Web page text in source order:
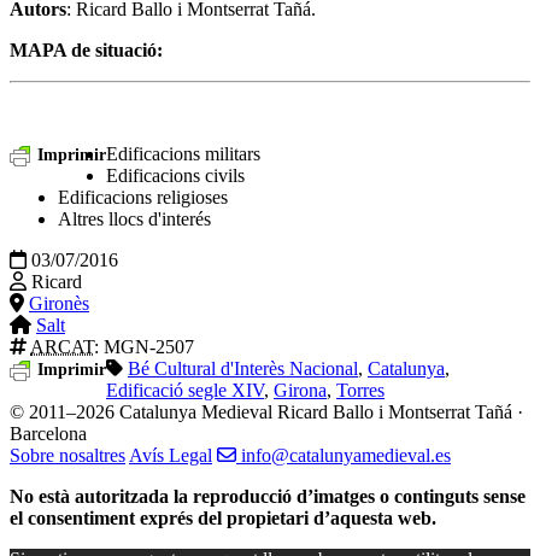
Autors: Ricard Ballo i Montserrat Tañá.
MAPA de situació:
ImprimirEdificacions militars
Edificacions civils
Edificacions religioses
Altres llocs d'interés
03/07/2016
Ricard
Gironès
Salt
ARCAT: MGN-2507
Imprimir Bé Cultural d'Interès Nacional, Catalunya,
Edificació segle XIV, Girona, Torres
© 2011–2026 Catalunya Medieval Ricard Ballo i Montserrat Tañá ·
Barcelona
Sobre nosaltres Avís Legal
info@catalunyamedieval.es
No està autoritzada la reproducció d’imatges o continguts sense
el consentiment exprés del propietari d’aquesta web.